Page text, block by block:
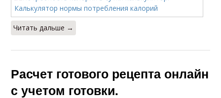
Читать дальше →
Расчет готового рецепта онлайн
с учетом готовки.